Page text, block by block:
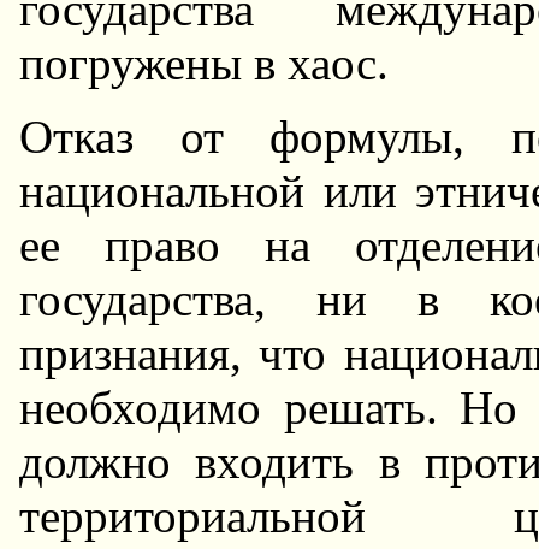
погружены в хаос.
Отказ от формулы,
национальной или
ее право на
государства, ни в
признания, что
необходимо решать. Hо
должно входить в
территориальной